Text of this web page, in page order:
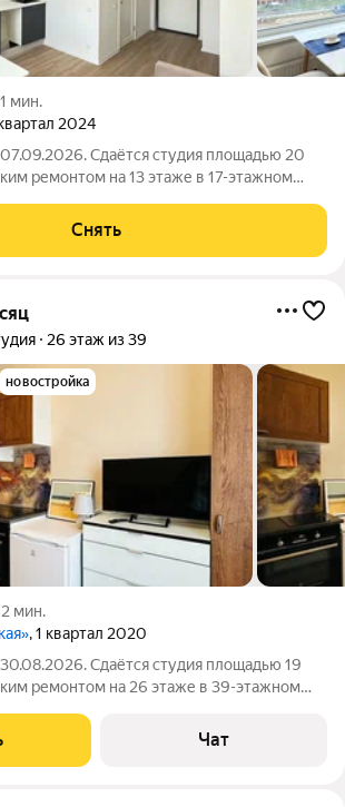
мин.
2024
Сдаётся студия площадью 20
ремонтом на 13 этаже в 17-этажном
Снять
26 этаж из 39
новостройка
мин.
, 1 квартал 2020
Сдаётся студия площадью 19
ремонтом на 26 этаже в 39-этажном
Чат